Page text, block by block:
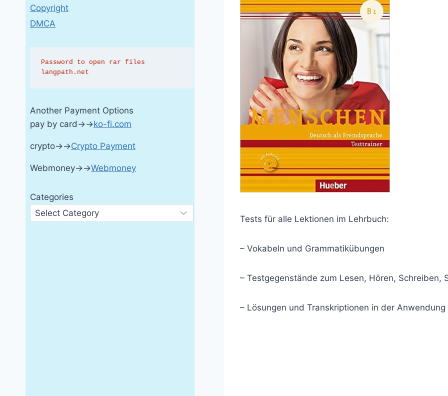
Tests für alle Lektionen im Lehrbuch:
– Vokabeln und Grammatikübungen
– Testgegenstände zum Lesen, Hören, Schreiben,
– Lösungen und Transkriptionen in der Anwendung
Copyright
DMCA
Password to open rar files
langpath.net
Another Payment Options
pay by card→→ko-fi.com
crypto→→Crypto Payment
Webmoney→→Webmoney
Categories